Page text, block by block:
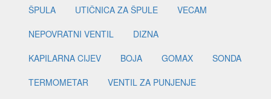
ŠPULA
UTIČNICA ZA ŠPULE
VECAM
NEPOVRATNI VENTIL
DIZNA
KAPILARNA CIJEV
BOJA GOMAX
SONDA
TERMOMETAR
VENTIL ZA PUNJENJE